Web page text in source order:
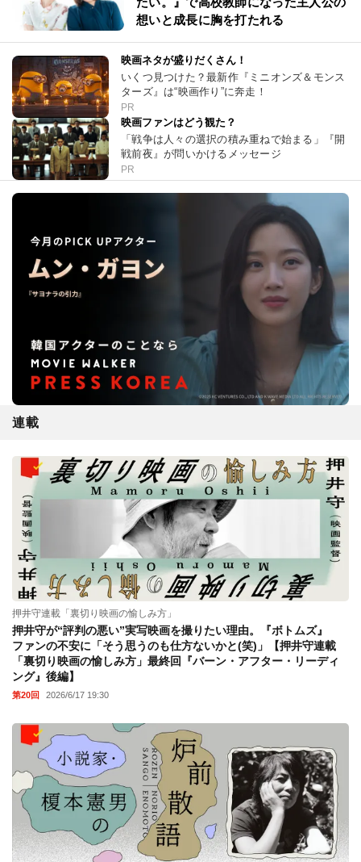
想いと成長に胸を打たれる
映画ネタが盛りだくさん！
いくつ見つけた？最新作『ミニオンズ＆モンス
ターズ』は“映画作り”に奔走！
PR
映画ファンはどう観た？
「戦争は人々の選択の積み重ねで始まる」『開
戦前夜』が問いかけるメッセージ
PR
連載
押井守連載「裏切り映画の愉しみ方」
押井守が“評判の悪い”実写映画を撮りたい理由。『ボトムズ』
ファンの不安に「そう思うのも仕方ないかと(笑)」【押井守連載
「裏切り映画の愉しみ方」最終回『バーン・アフター・リーディ
ング』後編】
第20回 2026/6/17 19:30